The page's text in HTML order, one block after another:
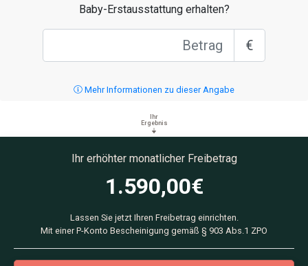
Baby-Erstausstattung erhalten?
€
Mehr Informationen zu dieser Angabe
Ihr
Ergebnis
Ihr erhöhter monatlicher Freibetrag
1.590,00€
Lassen Sie jetzt Ihren Freibetrag einrichten.
Mit einer P-Konto Bescheinigung gemäß § 903 Abs.1 ZPO